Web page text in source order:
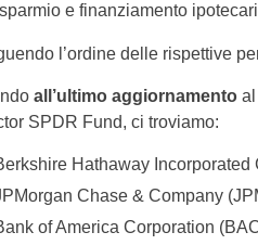
e finanziamento
l’ordine delle rispettive
all’ultimo aggiornamento
SPDR Fund, ci troviamo:
Hathaway Incorporated
Chase & Company
of America Corporation